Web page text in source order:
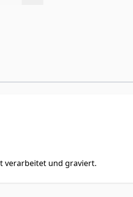
verarbeitet und graviert.